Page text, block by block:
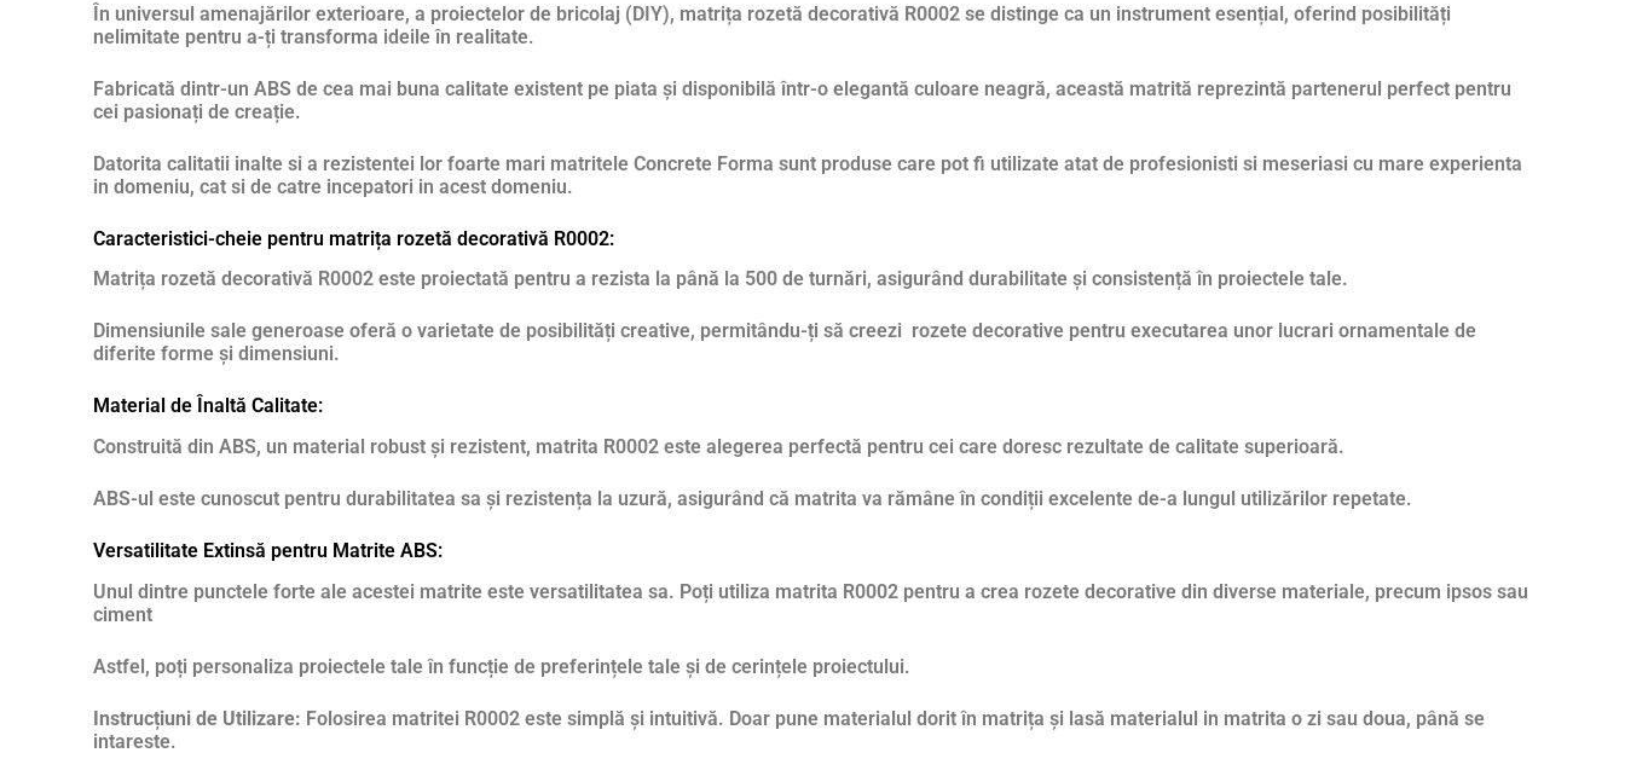
În universul amenajărilor exterioare, a proiectelor de bricolaj (DIY), matrița rozetă decorativă R0002 se distinge ca un instrument esențial, oferind posibilități
nelimitate pentru a-ți transforma ideile în realitate.
Fabricată dintr-un ABS de cea mai buna calitate existent pe piata și disponibilă într-o elegantă culoare neagră, această matrită reprezintă partenerul perfect pentru
cei pasionați de creație.
Datorita calitatii inalte si a rezistentei lor foarte mari matritele Concrete Forma sunt produse care pot fi utilizate atat de profesionisti si meseriasi cu mare experienta
in domeniu, cat si de catre incepatori in acest domeniu.
Caracteristici-cheie pentru matrița rozetă decorativă R0002:
Matrița rozetă decorativă R0002 este proiectată pentru a rezista la până la 500 de turnări, asigurând durabilitate și consistență în proiectele tale.
Dimensiunile sale generoase oferă o varietate de posibilități creative, permitându-ți să creezi rozete decorative pentru executarea unor lucrari ornamentale de
diferite forme și dimensiuni.
Material de Înaltă Calitate:
Construită din ABS, un material robust și rezistent, matrita R0002 este alegerea perfectă pentru cei care doresc rezultate de calitate superioară.
ABS-ul este cunoscut pentru durabilitatea sa și rezistența la uzură, asigurând că matrita va rămâne în condiții excelente de-a lungul utilizărilor repetate.
Versatilitate Extinsă pentru Matrite ABS:
Unul dintre punctele forte ale acestei matrite este versatilitatea sa. Poți utiliza matrita R0002 pentru a crea rozete decorative din diverse materiale, precum ipsos sau
ciment
Astfel, poți personaliza proiectele tale în funcție de preferințele tale și de cerințele proiectului.
Instrucțiuni de Utilizare: Folosirea matritei R0002 este simplă și intuitivă. Doar pune materialul dorit în matrița și lasă materialul in matrita o zi sau doua, până se
intareste.